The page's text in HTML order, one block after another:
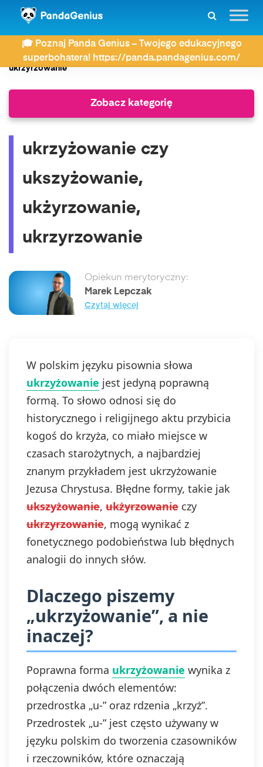
🎓 Poznaj Panda Genius – Twojego edukacyjnego
superbohatera! https://panda.pandagenius.com/
ZDAY Jak się pisze?
ukrzyżowanie czy ukszyżowanie, ukżyrzowanie,
ukrzyrzowanie
Zobacz kategorię
ukrzyżowanie czy
ukszyżowanie,
ukżyrzowanie,
ukrzyrzowanie
Opiekun merytoryczny:
Marek Lepczak
Czytaj więcej
W polskim języku pisownia słowa
ukrzyżowanie jest jedyną poprawną
formą. To słowo odnosi się do
historycznego i religijnego aktu przybicia
kogoś do krzyża, co miało miejsce w
czasach starożytnych, a najbardziej
znanym przykładem jest ukrzyżowanie
Jezusa Chrystusa. Błędne formy, takie jak
ukszyżowanie, ukżyrzowanie czy
ukrzyrzowanie, mogą wynikać z
fonetycznego podobieństwa lub błędnych
analogii do innych słów.
Dlaczego piszemy
„ukrzyżowanie”, a nie
inaczej?
Poprawna forma ukrzyżowanie wynika z
połączenia dwóch elementów:
przedrostka „u-” oraz rdzenia „krzyż”.
Przedrostek „u-” jest często używany w
języku polskim do tworzenia czasowników
i rzeczowników, które oznaczają